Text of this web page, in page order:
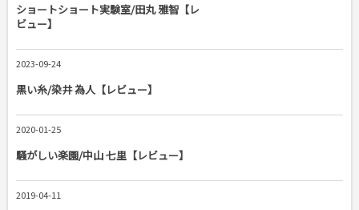
ショートショート実験室/田丸 雅智【レ
ビュー】
2023-09-24
黒い糸/染井 為人【レビュー】
2020-01-25
騒がしい楽園/中山 七里【レビュー】
2019-04-11